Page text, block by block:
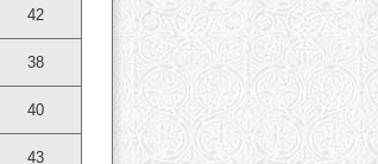
42
38
40
43